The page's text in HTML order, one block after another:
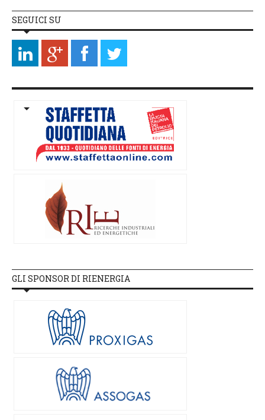
SEGUICI SU
GLI SPONSOR DI RIENERGIA